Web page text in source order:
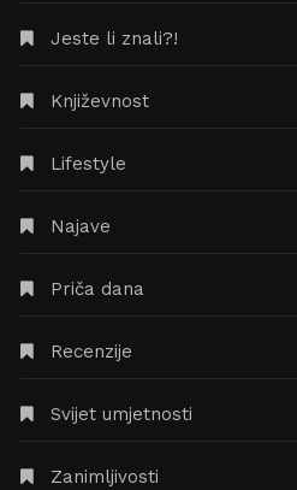
Jeste li znali?!
Književnost
Lifestyle
Najave
Priča dana
Recenzije
Svijet umjetnosti
Zanimljivosti